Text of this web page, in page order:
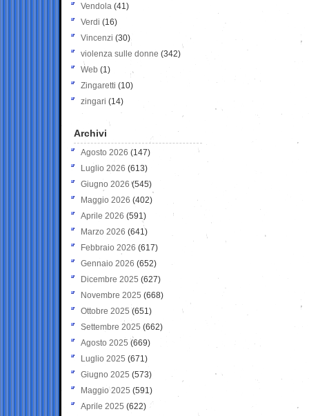
Vendola (41)
Verdi (16)
Vincenzi (30)
violenza sulle donne (342)
Web (1)
Zingaretti (10)
zingari (14)
Archivi
Agosto 2026 (147)
Luglio 2026 (613)
Giugno 2026 (545)
Maggio 2026 (402)
Aprile 2026 (591)
Marzo 2026 (641)
Febbraio 2026 (617)
Gennaio 2026 (652)
Dicembre 2025 (627)
Novembre 2025 (668)
Ottobre 2025 (651)
Settembre 2025 (662)
Agosto 2025 (669)
Luglio 2025 (671)
Giugno 2025 (573)
Maggio 2025 (591)
Aprile 2025 (622)